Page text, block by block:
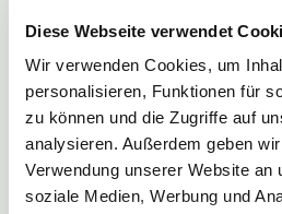
Diese Webseite verwendet
Wir verwenden Cookies, um
personalisieren, Funktionen für
zu können und die Zugriffe auf
analysieren. Außerdem geben
Verwendung unserer Website an
soziale Medien, Werbung und
MaNi Kids GmbH &
0 Stellenangebote